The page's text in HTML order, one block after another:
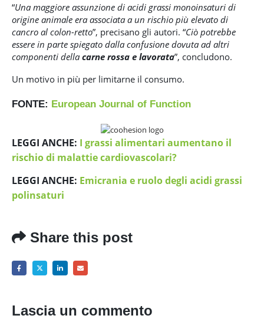
“Una maggiore assunzione di acidi grassi monoinsaturi di
origine animale era associata a un rischio più elevato di
cancro al colon-retto”, precisano gli autori. “Ciò potrebbe
essere in parte spiegato dalla confusione dovuta ad altri
componenti della carne rossa e lavorata”, concludono.
Un motivo in più per limitarne il consumo.
FONTE: European Journal of Function
LEGGI ANCHE: I grassi alimentari aumentano il
rischio di malattie cardiovascolari?
LEGGI ANCHE: Emicrania e ruolo degli acidi grassi
polinsaturi
Share this post
Lascia un commento